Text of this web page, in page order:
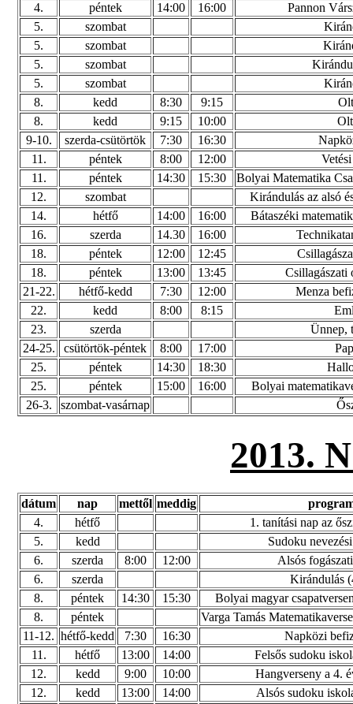
4.
péntek 14:00 16:00
Pannon
5.
szombat
5.
szombat
5.
szombat
5.
szombat
8.
kedd 8:30 9:15
8.
kedd 9:15 10:00
9-10.
szerda-csütörtök 7:30 16:30
11.
péntek 8:00 12:00
11.
péntek 14:30 15:30
Bolyai Matematika
12.
szombat
Kirándulás az alsó
14.
hétfő 14:00 16:00
Bátaszéki
16.
szerda 14.30 16:00
18.
péntek 12:00 12:45
18.
péntek 13:00 13:45
Csillagászati
21-22.
hétfő-kedd 7:30 12:00
Menza
22.
kedd 8:00 8:15
23.
szerda
Ünnep,
24-25.
csütörtök-péntek 8:00 17:00
25.
péntek 14:30 18:30
25.
péntek 15:00 16:00
Bolyai
26-3.
szombat-vasárnap
2013.
dátum nap mettől meddig
4.
hétfő
1. tanítási nap az
5.
kedd
Sudoku
6.
szerda 8:00 12:00
Alsós
6.
szerda
Kirándulás
8.
péntek 14:30 15:30
Bolyai magyar
8.
péntek
Varga Tamás
11-12. hétfő-kedd 7:30 16:30
Napközi
11.
hétfő 13:00 14:00
Felsős sudoku
12.
kedd 9:00 10:00
Hangverseny a 4.
12.
kedd 13:00 14:00
Alsós sudoku